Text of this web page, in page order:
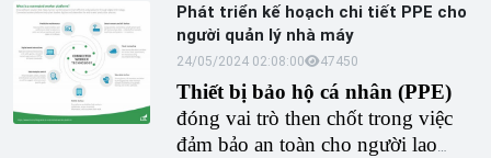
vệ cá nhân (PPE) được mặc để
nâng cao khả năng hiển thị của
người mặc trong điều kiện ánh
sáng yếu hoặc nguy hiểm.
Phát triển kế hoạch chi tiết PPE cho
người quản lý nhà máy
24/05/2024 02:08:00 47450
Thiết bị bảo hộ cá nhân (PPE)
đóng vai trò then chốt trong việc
đảm bảo an toàn cho người lao